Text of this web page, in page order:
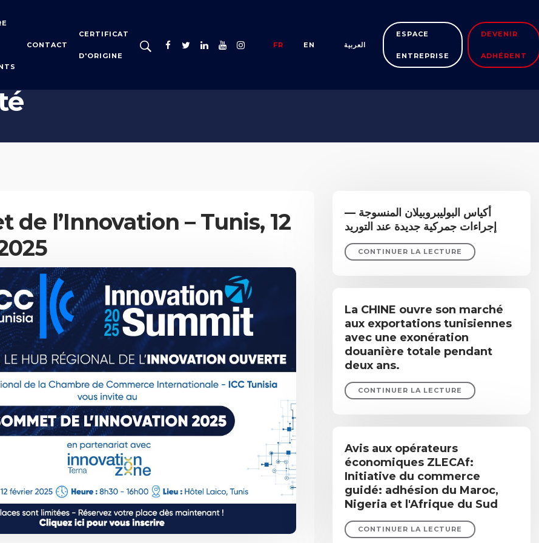
CONTACT
CERTIFICAT
D'ORIGINE
FR EN العربية
ESPACE
ENTREPRISE
DEVENIR
ADHÉRENT
de l’Innovation – Tunis, 12
أكياس البوليبروبيلان المنسوجة —
إجراءات جمركية جديدة عند التوريد
CONTINUER LA LECTURE
La CHINE ouvre son marché
aux exportations tunisiennes
avec une exonération
douanière totale pendant
deux ans.
CONTINUER LA LECTURE
Avis aux opérateurs
économiques ZLECAf:
Initiative du commerce
guidé: adhésion du Maroc,
Nigeria et l'Afrique du Sud
CONTINUER LA LECTURE